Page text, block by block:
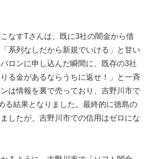
なすTさんは、既に3社の闇金から借
系列なしだから新規でいける」と甘い
ロンに申し込んだ瞬間に、既存の3社
る金があるならうちに返せ！」と一斉
は情報を裏で売っており、吉野川市で
る結果となりました。最終的に徳島の
したが、吉野川市での信用はゼロにな